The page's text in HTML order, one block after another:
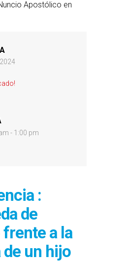
Apostólico en
- 1:00 pm
:
de
a la
de un hijo